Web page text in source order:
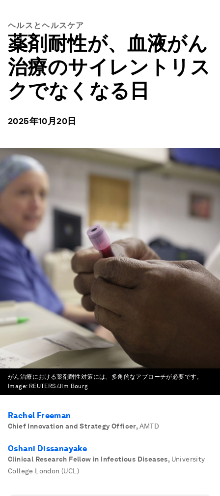
ヘルスとヘルスケア
薬剤耐性が、血液がん
治療のサイレントリス
クでなくなる日
2025年10月20日
がん治療における薬剤耐性対策には、多角的なアプローチが必要です。
Image: REUTERS/Jim Bourg
Rachel Freeman
Chief Innovation and Strategy Officer, AMTD
Oshani Dissanayake
Clinical Research Fellow in Infectious Diseases, University
College London (UCL)